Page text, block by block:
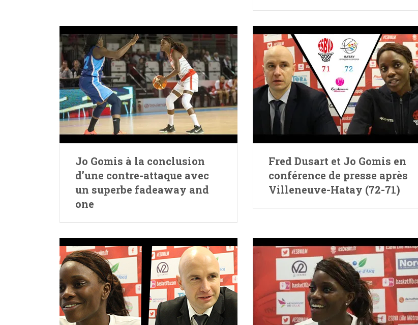
Jo Gomis à la conclusion
d’une contre-attaque avec
un superbe fadeaway and
one
Fred Dusart et Jo Gomis en
conférence de presse après
Villeneuve-Hatay (72-71)